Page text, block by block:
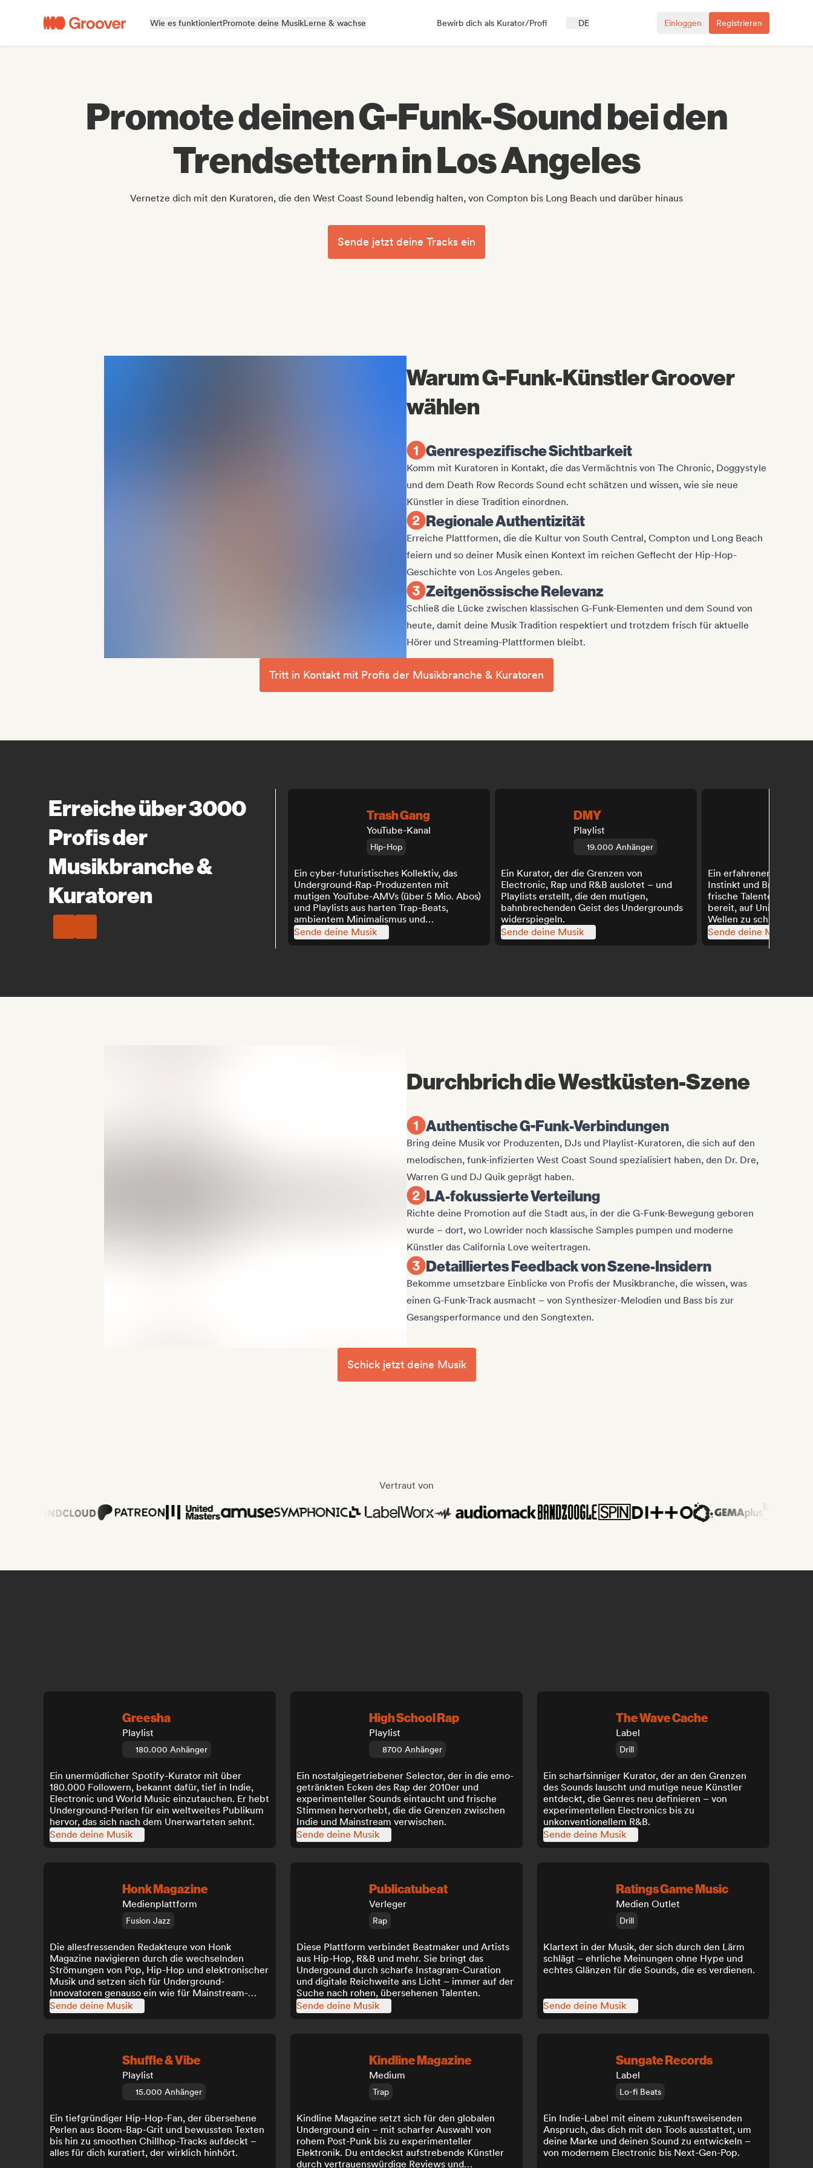
Wie es funktioniertPromote deine MusikLerne & wachse Bewirb dich als Kurator/Profi DE Einloggen Registrieren
Promote deinen G-Funk-Sound bei den
Trendsettern in Los Angeles
Vernetze dich mit den Kuratoren, die den West Coast Sound lebendig halten, von Compton bis Long Beach und darüber hinaus
Sende jetzt deine Tracks ein
Warum G-Funk-Künstler Groover
wählen
Genrespezifische Sichtbarkeit
Komm mit Kuratoren in Kontakt, die das Vermächtnis von The Chronic, Doggystyle
und dem Death Row Records Sound echt schätzen und wissen, wie sie neue
Künstler in diese Tradition einordnen.
Regionale Authentizität
Erreiche Plattformen, die die Kultur von South Central, Compton und Long Beach
feiern und so deiner Musik einen Kontext im reichen Geflecht der Hip-Hop-
Geschichte von Los Angeles geben.
Zeitgenössische Relevanz
Schließ die Lücke zwischen klassischen G-Funk-Elementen und dem Sound von
heute, damit deine Musik Tradition respektiert und trotzdem frisch für aktuelle
Hörer und Streaming-Plattformen bleibt.
Tritt in Kontakt mit Profis der Musikbranche & Kuratoren
Erreiche über 3000
Profis der
Musikbranche &
Kuratoren
Trash Gang
YouTube-Kanal
Hip-Hop
Ein cyber-futuristisches Kollektiv, das
Underground-Rap-Produzenten mit
mutigen YouTube-AMVs (über 5 Mio. Abos)
und Playlists aus harten Trap-Beats,
ambientem Minimalismus und
experimentellen Sounds nach vorne bringt
– unterstützt von über 300.000 Instagram-
Sende deine Musik
DMY
Playlist
19.000 Anhänger
Ein Kurator, der die Grenzen von
Electronic, Rap und R&B auslotet – und
Playlists erstellt, die den mutigen,
bahnbrechenden Geist des Undergrounds
widerspiegeln.
Sende deine Musik
Ein erfahrener A&R-
Instinkt und Branchen-
frische Talente ins
bereit, auf Universals
Wellen zu schlagen.
Sende deine Musik
Durchbrich die Westküsten-Szene
Authentische G-Funk-Verbindungen
Bring deine Musik vor Produzenten, DJs und Playlist-Kuratoren, die sich auf den
melodischen, funk-infizierten West Coast Sound spezialisiert haben, den Dr. Dre,
Warren G und DJ Quik geprägt haben.
LA-fokussierte Verteilung
Richte deine Promotion auf die Stadt aus, in der die G-Funk-Bewegung geboren
wurde – dort, wo Lowrider noch klassische Samples pumpen und moderne
Künstler das California Love weitertragen.
Detailliertes Feedback von Szene-Insidern
Bekomme umsetzbare Einblicke von Profis der Musikbranche, die wissen, was
einen G-Funk-Track ausmacht – von Synthesizer-Melodien und Bass bis zur
Gesangsperformance und den Songtexten.
Schick jetzt deine Musik
Vertraut von
Greesha
Playlist
180.000 Anhänger
Ein unermüdlicher Spotify-Kurator mit über
180.000 Followern, bekannt dafür, tief in Indie,
Electronic und World Music einzutauchen. Er hebt
Underground-Perlen für ein weltweites Publikum
hervor, das sich nach dem Unerwarteten sehnt.
Sende deine Musik
High School Rap
Playlist
8700 Anhänger
Ein nostalgiegetriebener Selector, der in die emo-
getränkten Ecken des Rap der 2010er und
experimenteller Sounds eintaucht und frische
Stimmen hervorhebt, die die Grenzen zwischen
Indie und Mainstream verwischen.
Sende deine Musik
The Wave Cache
Label
Drill
Ein scharfsinniger Kurator, der an den Grenzen
des Sounds lauscht und mutige neue Künstler
entdeckt, die Genres neu definieren – von
experimentellen Electronics bis zu
unkonventionellem R&B.
Sende deine Musik
Honk Magazine
Medienplattform
Fusion Jazz
Die allesfressenden Redakteure von Honk
Magazine navigieren durch die wechselnden
Strömungen von Pop, Hip-Hop und elektronischer
Musik und setzen sich für Underground-
Innovatoren genauso ein wie für Mainstream-
Stars.
Sende deine Musik
Publicatubeat
Verleger
Rap
Diese Plattform verbindet Beatmaker und Artists
aus Hip-Hop, R&B und mehr. Sie bringt das
Undergound durch scharfe Instagram-Curation
und digitale Reichweite ans Licht – immer auf der
Suche nach rohen, übersehenen Talenten.
Sende deine Musik
Ratings Game Music
Medien Outlet
Drill
Klartext in der Musik, der sich durch den Lärm
schlägt – ehrliche Meinungen ohne Hype und
echtes Glänzen für die Sounds, die es verdienen.
Sende deine Musik
Shuffle & Vibe
Playlist
15.000 Anhänger
Ein tiefgründiger Hip-Hop-Fan, der übersehene
Perlen aus Boom-Bap-Grit und bewussten Texten
bis hin zu smoothen Chillhop-Tracks aufdeckt –
alles für dich kuratiert, der wirklich hinhört.
Kindline Magazine
Medium
Trap
Kindline Magazine setzt sich für den globalen
Underground ein – mit scharfer Auswahl von
rohem Post-Punk bis zu experimenteller
Elektronik. Du entdeckst aufstrebende Künstler
durch vertrauenswürdige Reviews und
Sungate Records
Label
Lo-fi Beats
Ein Indie-Label mit einem zukunftsweisenden
Anspruch, das dich mit den Tools ausstattet, um
deine Marke und deinen Sound zu entwickeln –
von modernem Electronic bis Next-Gen-Pop.